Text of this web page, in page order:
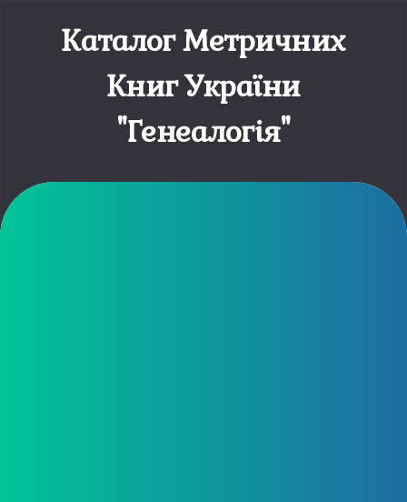
Каталог Метричних
Книг України
"Генеалогія"